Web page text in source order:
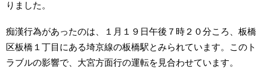
りました。
痴漢行為があったのは、１月１９日午後７時２０分ころ、板橋
区板橋１丁目にある埼京線の板橋駅とみられています。このト
ラブルの影響で、大宮方面行の運転を見合わせています。